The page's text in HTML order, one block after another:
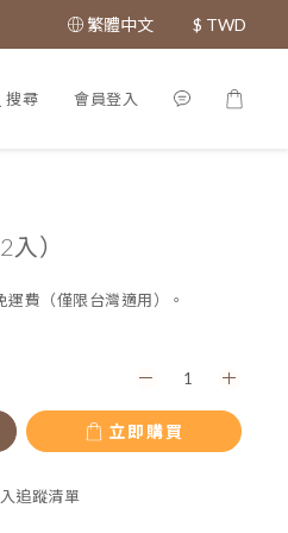
繁體中文 $ TWD
｜Patent
搜尋 會員登入
）
費（僅限台灣適用）。
立即購買
追蹤清單